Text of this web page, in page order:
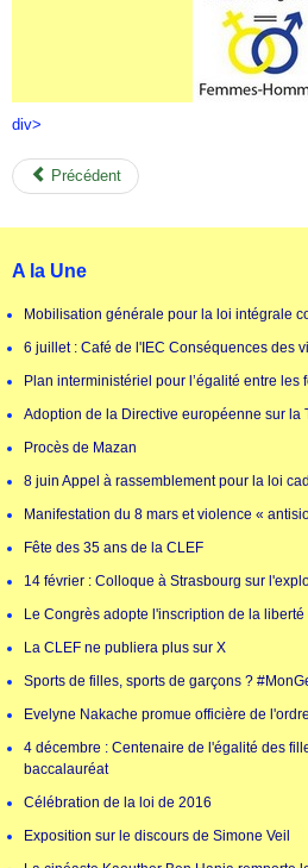
div>
Précédent
A la Une
Mobilisation générale pour la loi intégrale
6 juillet : Café de l'IEC Conséquences des
Plan interministériel pour l’égalité entre les
Adoption de la Directive européenne sur la
Procès de Mazan
8 juin Appel à rassemblement pour la loi
Manifestation du 8 mars et violence «
Fête des 35 ans de la CLEF
14 février : Colloque à Strasbourg sur
Le Congrès adopte l'inscription de la
La CLEF ne publiera plus sur X
Sports de filles, sports de garçons ?
Evelyne Nakache promue officière de
4 décembre : Centenaire de l'égalité des
baccalauréat
Célébration de la loi de 2016
Exposition sur le discours de Simone Veil